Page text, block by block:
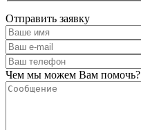
Отправить заявку
Чем мы можем Вам помочь?